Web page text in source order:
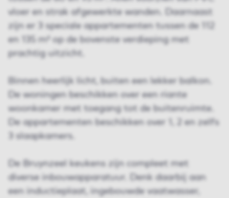
vloer en strak afgewerkte wanden. Daarnaast
zijn er 3 speciale appartementen tussen de 112
en 135 m² op de bovenste verdieping met
prachtig uitzicht.
Binnen heerlijk licht, buiten een lekker balkon.
De woningen beschikken over een riante
woonkamer met toegang tot de buitenruimte.
De appartementen beschikken over 1, 2 en zelfs
3 slaapkamers.
De Bruynzeel keukens zijn compleet met
diverse inbouwapparatuur. Denk daarbij aan
een inductieplaat, ingebouwde vaatwasser,